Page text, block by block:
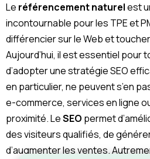
Le référencement naturelest
incontournable pour les TPE et
différencier sur le Web et
Aujourd’hui, il est essentiel pour
d’adopter une stratégie SEO
en particulier, ne peuvent s’en
e-commerce, services en ligne
proximité. LeSEO permet
des visiteurs qualifiés, de
d’augmenter les ventes.